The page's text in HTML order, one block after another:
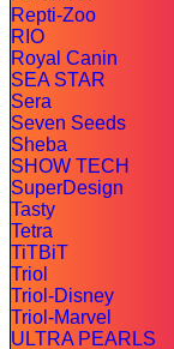
Repti-Zoo
RIO
Royal Canin
SEA STAR
Sera
Seven Seeds
Sheba
SHOW TECH
SuperDesign
Tasty
Tetra
TiTBiT
Triol
Triol-Disney
Triol-Marvel
ULTRA PEARLS